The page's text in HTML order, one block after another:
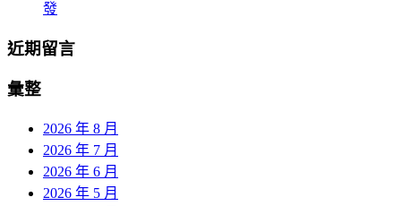
發
近期留言
彙整
2026 年 8 月
2026 年 7 月
2026 年 6 月
2026 年 5 月